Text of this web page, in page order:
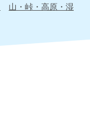
山・峠・高原・湿